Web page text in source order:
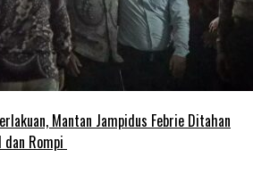
Mantan Jampidus Febrie Ditahan
dan Rompi